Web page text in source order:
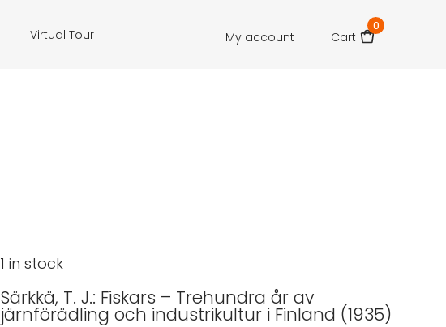
Virtual Tour My account Cart
0
Särkkä, T. J.: Fiskars – Trehundra år av
järnförädling och industrikultur i Finland (1935)
1 in stock